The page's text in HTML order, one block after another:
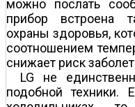
можно послать
прибор встроена
охраны здоровья,
соотношением
снижает риск
LG не
подобной техники.